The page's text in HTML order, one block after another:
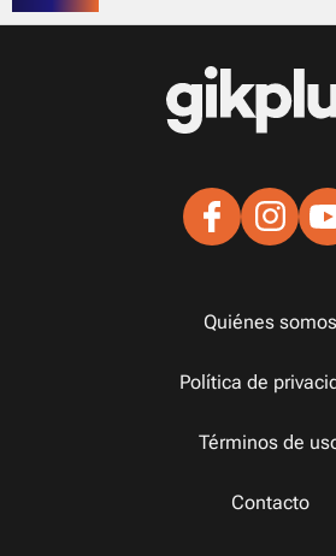
Quiénes somos
Política de
Términos de
Contacto